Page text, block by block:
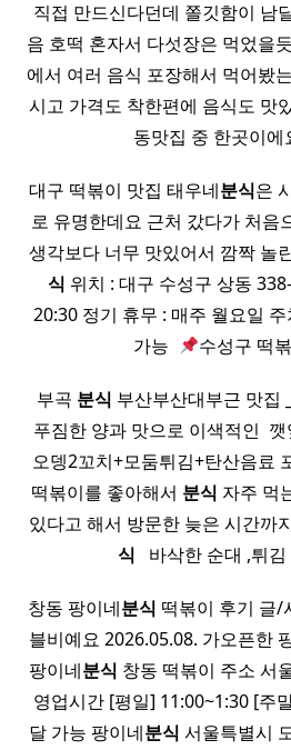
직접 만드신다던데 쫄깃함이 남
음 호떡 혼자서 다섯장은 먹었을
에서 여러 음식 포장해서 먹어봤
시고 가격도 착한편에 음식도 맛
동맛집 중 한곳이
대구 떡볶이 맛집 태우네분식은
로 유명한데요 근처 갔다가 처음
생각보다 너무 맛있어서 깜짝 놀
식 위치 : 대구 수성구 상동
20:30 정기 휴무 : 매주 월요일
가능 ​
수성구 떡
부곡 분식 부산부산대부근 맛집
푸짐한 양과 맛으로 이색적인
오뎅2꼬치+모둠튀김+탄산음료
떡볶이를 좋아해서 분식 자주 먹
있다고 해서 방문한​ 늦은 시간까
식
바삭한 순대 ,튀
창동 팡이네분식 떡볶이 후기 글
블비예요 2026.05.08. 가오픈한
팡이네분식 창동 떡볶이 주소 서
영업시간 [평일] 11:00~1:30 [주
달 가능 팡이네분식 서울특별시